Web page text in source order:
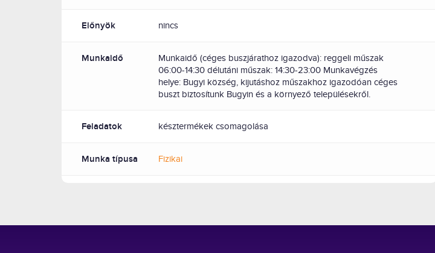
Előnyök nincs
Munkaidő
Munkaidő (céges buszjárathoz igazodva): reggeli műszak
06:00-14:30 délutáni műszak: 14:30-23:00 Munkavégzés
helye: Bugyi község, kijutáshoz műszakhoz igazodóan céges
buszt biztosítunk Bugyin és a környező településekről.
Feladatok késztermékek csomagolása
Munka típusa Fizikai